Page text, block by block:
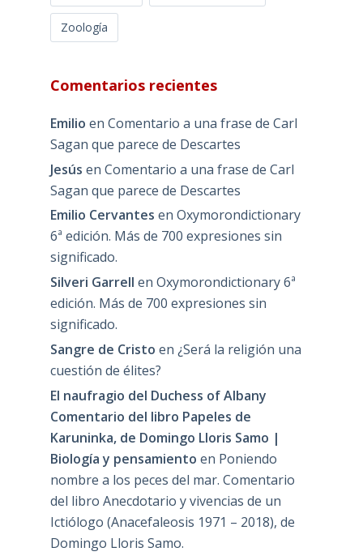
Zoología
Comentarios recientes
Emilio en Comentario a una frase de Carl
Sagan que parece de Descartes
Jesús en Comentario a una frase de Carl
Sagan que parece de Descartes
Emilio Cervantes en Oxymorondictionary
6ª edición. Más de 700 expresiones sin
significado.
Silveri Garrell en Oxymorondictionary 6ª
edición. Más de 700 expresiones sin
significado.
Sangre de Cristo en ¿Será la religión una
cuestión de élites?
El naufragio del Duchess of Albany
Comentario del libro Papeles de
Karuninka, de Domingo Lloris Samo |
Biología y pensamiento en Poniendo
nombre a los peces del mar. Comentario
del libro Anecdotario y vivencias de un
Ictiólogo (Anacefaleosis 1971 – 2018), de
Domingo Lloris Samo.